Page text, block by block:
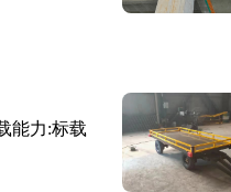
能力:标载